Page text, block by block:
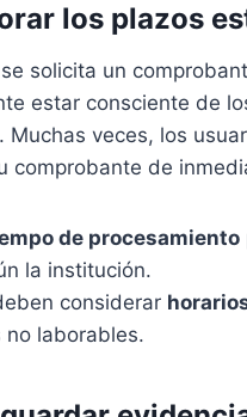
los plazos
solicita un
estar consciente de
. Muchas veces, los
comprobante de
de procesamiento
la institución.
considerar
no laborables.